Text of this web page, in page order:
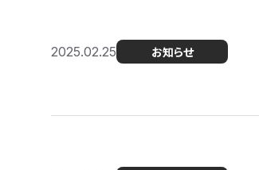
2025.02.25 お知らせ